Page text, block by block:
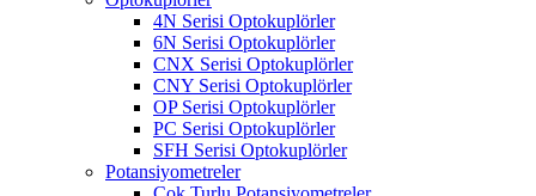
4N Serisi Optokuplörler
6N Serisi Optokuplörler
CNX Serisi Optokuplörler
CNY Serisi Optokuplörler
OP Serisi Optokuplörler
PC Serisi Optokuplörler
SFH Serisi Optokuplörler
Potansiyometreler